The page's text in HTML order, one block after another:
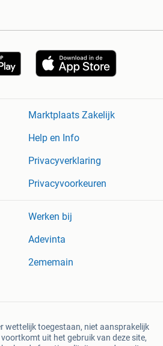
Marktplaats Zakelijk
Help en Info
Privacyverklaring
Privacyvoorkeuren
Werken bij
Adevinta
2ememain
wettelijk toegestaan, niet aansprakelijk
uit het gebruik van deze site,